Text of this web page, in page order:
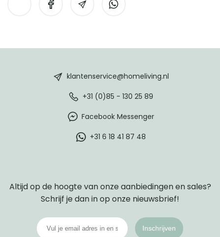
klantenservice@homeliving.nl
+31 (0)85 - 130 25 89
Facebook Messenger
+31 6 18 41 87 48
Altijd op de hoogte van onze aanbiedingen en sales?
Schrijf je dan in op onze nieuwsbrief!
Inschrijven